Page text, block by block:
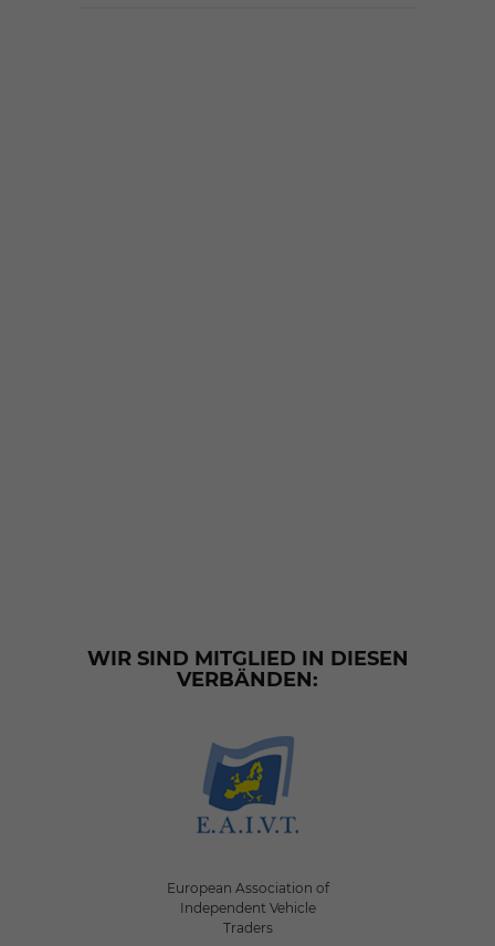
WIR SIND MITGLIED IN DIESEN
VERBÄNDEN:
European Association of
Independent Vehicle
Traders